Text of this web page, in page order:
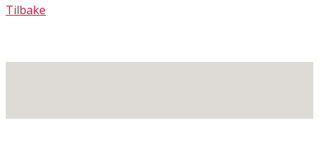
Tilbake